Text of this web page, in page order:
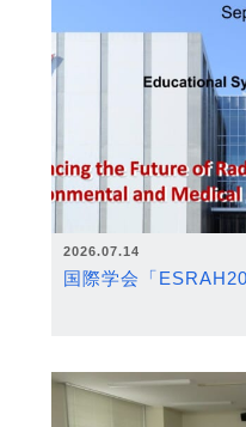
2026.07.14
国際学会「